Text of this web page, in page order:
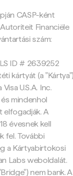
CASP-ként
Financiële
szám:
ID # 2639252
kártyát (a "Kártya")
U.S.A. Inc.
mindenhol
elfogadják. A
évesnek kell
fel. További
a Kártyabirtokosi
Labs weboldalát.
nem bank. A